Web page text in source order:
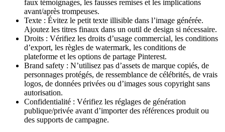
faux témoignages, les fausses remises et les implications
avant/après trompeuses.
Texte : Évitez le petit texte illisible dans l’image générée.
Ajoutez les titres finaux dans un outil de design si nécessaire.
Droits : Vérifiez les droits d’usage commercial, les conditions
d’export, les règles de watermark, les conditions de
plateforme et les options de partage Pinterest.
Brand safety : N’utilisez pas d’assets de marque copiés, de
personnages protégés, de ressemblance de célébrités, de vrais
logos, de données privées ou d’images sous copyright sans
autorisation.
Confidentialité : Vérifiez les réglages de génération
publique/privée avant d’importer des références produit ou
des supports de campagne.